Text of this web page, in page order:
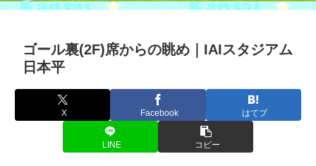
ゴール裏(2F)席からの眺め｜IAIスタジアム
日本平
X Facebook はてブ
LINE コピー